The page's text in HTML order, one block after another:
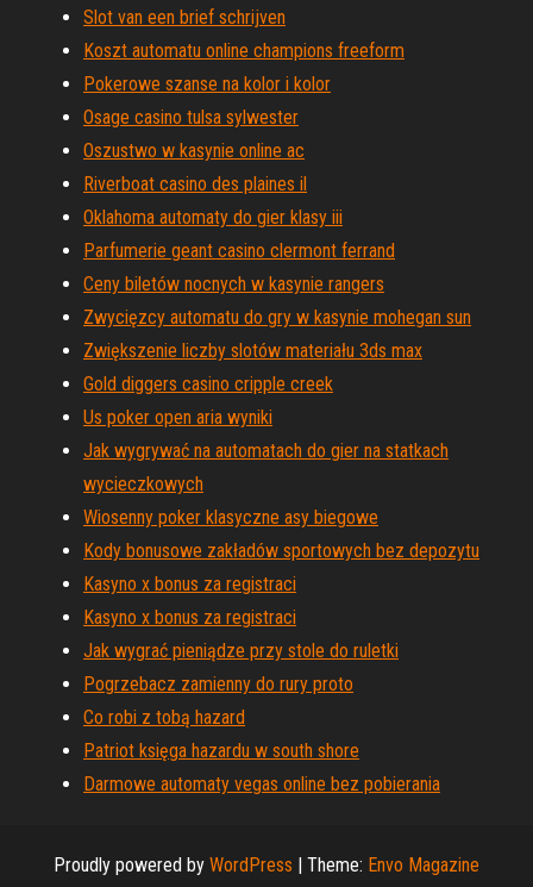
Slot van een brief schrijven
Koszt automatu online champions freeform
Pokerowe szanse na kolor i kolor
Osage casino tulsa sylwester
Oszustwo w kasynie online ac
Riverboat casino des plaines il
Oklahoma automaty do gier klasy iii
Parfumerie geant casino clermont ferrand
Ceny biletów nocnych w kasynie rangers
Zwycięzcy automatu do gry w kasynie mohegan sun
Zwiększenie liczby slotów materiału 3ds max
Gold diggers casino cripple creek
Us poker open aria wyniki
Jak wygrywać na automatach do gier na statkach
wycieczkowych
Wiosenny poker klasyczne asy biegowe
Kody bonusowe zakładów sportowych bez depozytu
Kasyno x bonus za registraci
Kasyno x bonus za registraci
Jak wygrać pieniądze przy stole do ruletki
Pogrzebacz zamienny do rury proto
Co robi z tobą hazard
Patriot księga hazardu w south shore
Darmowe automaty vegas online bez pobierania
Proudly powered by WordPress | Theme: Envo Magazine